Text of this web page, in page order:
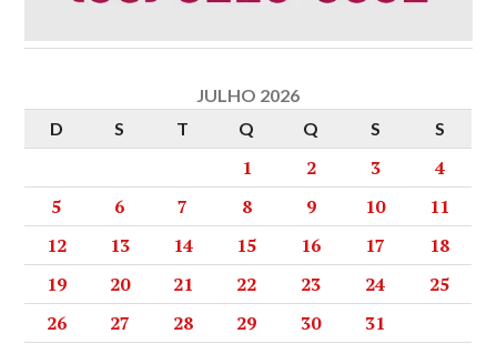
JULHO 2026
D
S T Q Q S S
1 2 3
4
5
6 7 8 9 10
11
12
13 14 15 16 17
18
19
20 21 22 23 24
25
26
27 28 29 30 31